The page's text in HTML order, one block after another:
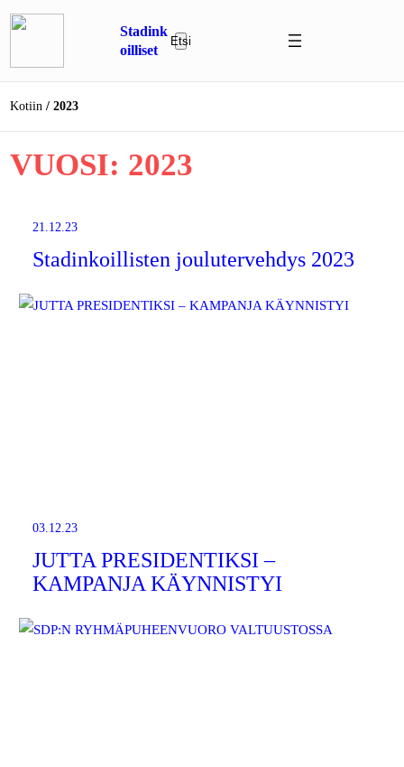
Siirry
sisältöön
Stadink
oilliset
E
Etsi
Kotiin 2023
VUOSI: 2023
21.12.23
Stadinkoillisten joulutervehdys 2023
03.12.23
JUTTA PRESIDENTIKSI –
KAMPANJA KÄYNNISTYI